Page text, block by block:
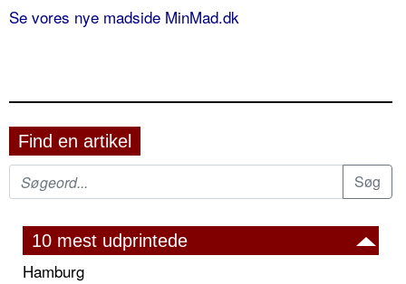
Se vores nye madside MinMad.dk
Find en artikel
10 mest udprintede
Hamburg